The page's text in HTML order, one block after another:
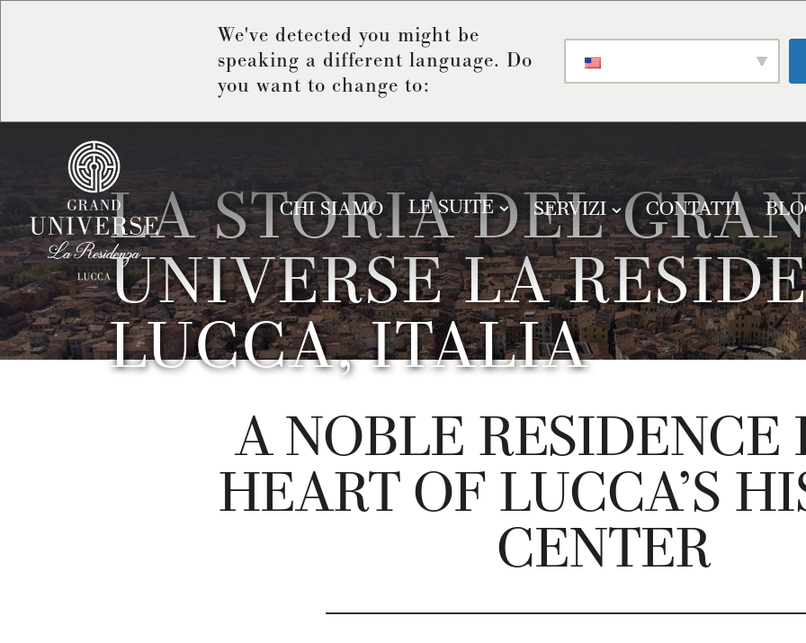
We've detected you might be
speaking a different language. Do
you want to change to:
CHI SIAMO LE SUITE SERVIZI CONTATTI
LA STORIA DEL
UNIVERSE LA
LUCCA, ITALIA
A NOBLE RESIDENCE
HEART OF LUCCA’S
CENTER